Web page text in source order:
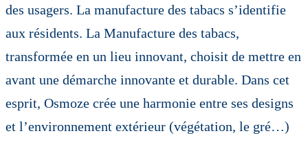
des usagers. La manufacture des tabacs s’identifie
aux résidents. La Manufacture des tabacs,
transformée en un lieu innovant, choisit de mettre en
avant une démarche innovante et durable. Dans cet
esprit, Osmoze crée une harmonie entre ses designs
et l’environnement extérieur (végétation, le gré…)